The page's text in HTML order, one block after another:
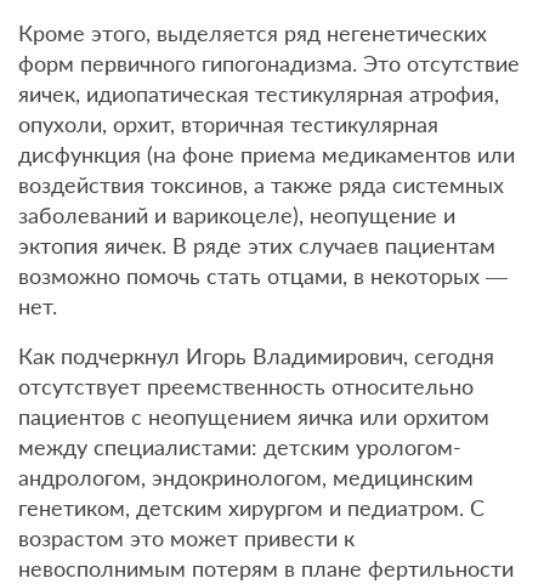
Кроме этого, выделяется ряд негенетических
форм первичного гипогонадизма. Это отсутствие
яичек, идиопатическая тестикулярная атрофия,
опухоли, орхит, вторичная тестикулярная
дисфункция (на фоне приема медикаментов или
воздействия токсинов, а также ряда системных
заболеваний и варикоцеле), неопущение и
эктопия яичек. В ряде этих случаев пациентам
возможно помочь стать отцами, в некоторых —
нет.
Как подчеркнул Игорь Владимирович, сегодня
отсутствует преемственность относительно
пациентов с неопущением яичка или орхитом
между специалистами: детским урологом-
андрологом, эндокринологом, медицинским
генетиком, детским хирургом и педиатром. С
возрастом это может привести к
невосполнимым потерям в плане фертильности